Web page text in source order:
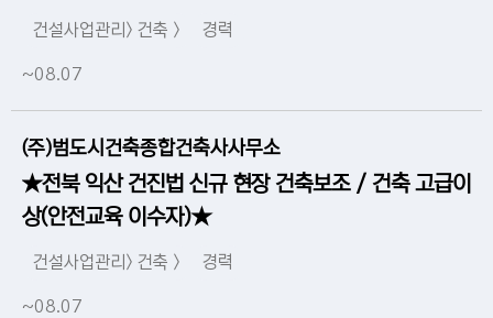
건설사업관리> 건축 > 경력
~08.07
(주)범도시건축종합건축사사무소
★전북 익산 건진법 신규 현장 건축보조 / 건축 고급이
상(안전교육 이수자)★
건설사업관리> 건축 > 경력
~08.07